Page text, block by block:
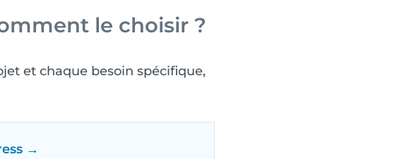
le choisir ?
et chaque besoin spécifique,
→